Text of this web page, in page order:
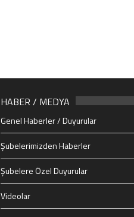
HABER / MEDYA
Genel Haberler / Duyurular
Şubelerimizden Haberler
Şubelere Özel Duyurular
Videolar